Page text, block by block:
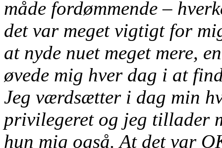
måde fordømmende –
det var meget vigtigt for
at nyde nuet meget mere,
øvede mig hver dag i at
Jeg værdsætter i dag min
privilegeret og jeg tillader
hun mig også. At det var